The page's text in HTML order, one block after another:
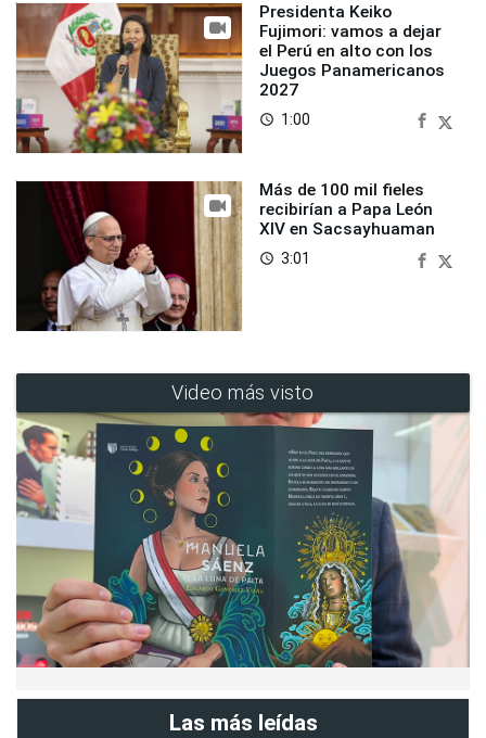
Presidenta Keiko
Fujimori: vamos a dejar
el Perú en alto con los
Juegos Panamericanos
2027
access_time 1:00
Más de 100 mil fieles
recibirían a Papa León
XIV en Sacsayhuaman
access_time 3:01
Video más visto
Las más leídas